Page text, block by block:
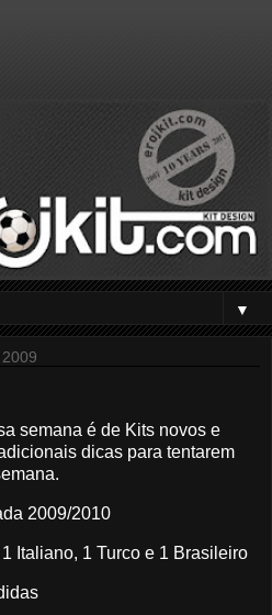
▼
semana é de Kits novos e
dicas para tentarem
2009/2010
Italiano, 1 Turco e 1 Brasileiro